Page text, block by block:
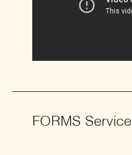
FORMS Service